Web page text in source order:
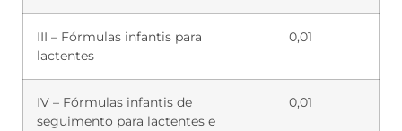
III – Fórmulas infantis para
lactentes
0,01
IV – Fórmulas infantis de
seguimento para lactentes e
0,01